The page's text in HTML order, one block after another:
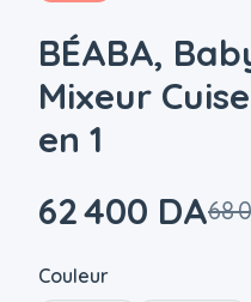
BÉABA,
Mixeur
en 1
62 400 DA
| 68
Couleur